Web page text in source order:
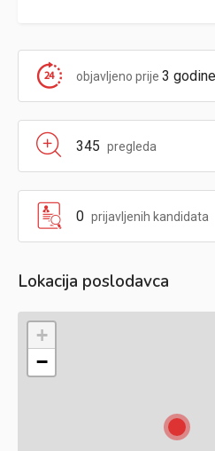
objavljeno prije 3 godine
345 pregleda
0 prijavljenih kandidata
Lokacija poslodavca
+
−